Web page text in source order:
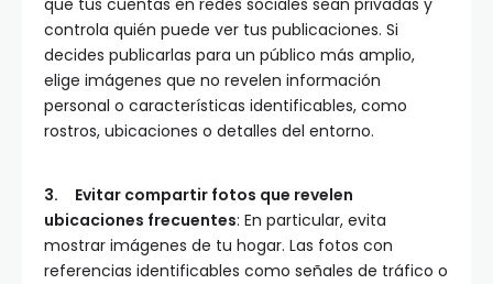
que tus cuentas en redes sociales sean privadas y
controla quién puede ver tus publicaciones. Si
decides publicarlas para un público más amplio,
elige imágenes que no revelen información
personal o características identificables, como
rostros, ubicaciones o detalles del entorno.
3. Evitar compartir fotos que revelen
ubicaciones frecuentes: En particular, evita
mostrar imágenes de tu hogar. Las fotos con
referencias identificables como señales de tráfico o